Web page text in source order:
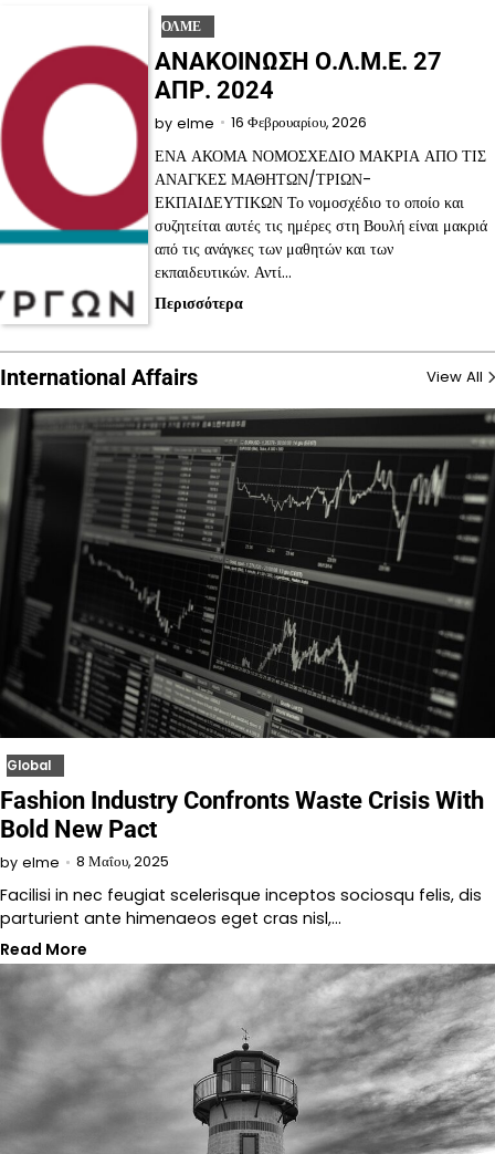
ΟΛΜΕ
ΑΝΑΚΟΙΝΩΣΗ Ο.Λ.Μ.Ε. 27
ΑΠΡ. 2024
by elme 16 Φεβρουαρίου, 2026
ΕΝΑ ΑΚΟΜΑ ΝΟΜΟΣΧΕΔΙΟ ΜΑΚΡΙΑ ΑΠΟ ΤΙΣ
ΑΝΑΓΚΕΣ ΜΑΘΗΤΩΝ/ΤΡΙΩΝ-
ΕΚΠΑΙΔΕΥΤΙΚΩΝ Το νομοσχέδιο το οποίο και
συζητείται αυτές τις ημέρες στη Βουλή είναι μακριά
από τις ανάγκες των μαθητών και των
εκπαιδευτικών. Αντί…
Περισσότερα
International Affairs View All
Global
Fashion Industry Confronts Waste Crisis With
Bold New Pact
by elme 8 Μαΐου, 2025
Facilisi in nec feugiat scelerisque inceptos sociosqu felis, dis
parturient ante himenaeos eget cras nisl,…
Read More